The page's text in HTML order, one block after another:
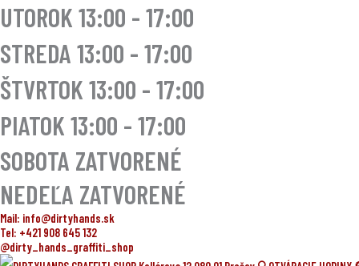
UTOROK 13:00 - 17:00
STREDA 13:00 - 17:00
ŠTVRTOK 13:00 - 17:00
PIATOK 13:00 - 17:00
SOBOTA ZATVORENÉ
NEDEĽA ZATVORENÉ
Mail: info@dirtyhands.sk
Tel: +421 908 645 132
@dirty_hands_graffiti_shop